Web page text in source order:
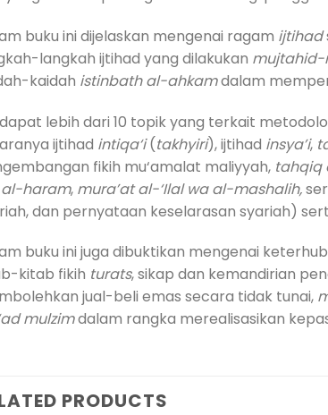
buku ini dijelaskan mengenai ragam ijtihad
langkah ijtihad yang dilakukan
kaidah istinbath al-ahkamdalam
lebih dari 10 topik yang terkait
ijtihad intiqa‘i(takhyiri), ijtihad insya’i,
fikih mu‘amalat maliyyah, tahqiq
al-haram, mura’at al-‘Ilal wa al-mashalih,
dan pernyataan keselarasan syariah)
buku ini juga dibuktikan mengenai
kitab fikih turats, sikap dan kemandirian
jual-beli emas secara tidak tunai,
mulzimdalam rangka merealisasikan
PRODUCTS